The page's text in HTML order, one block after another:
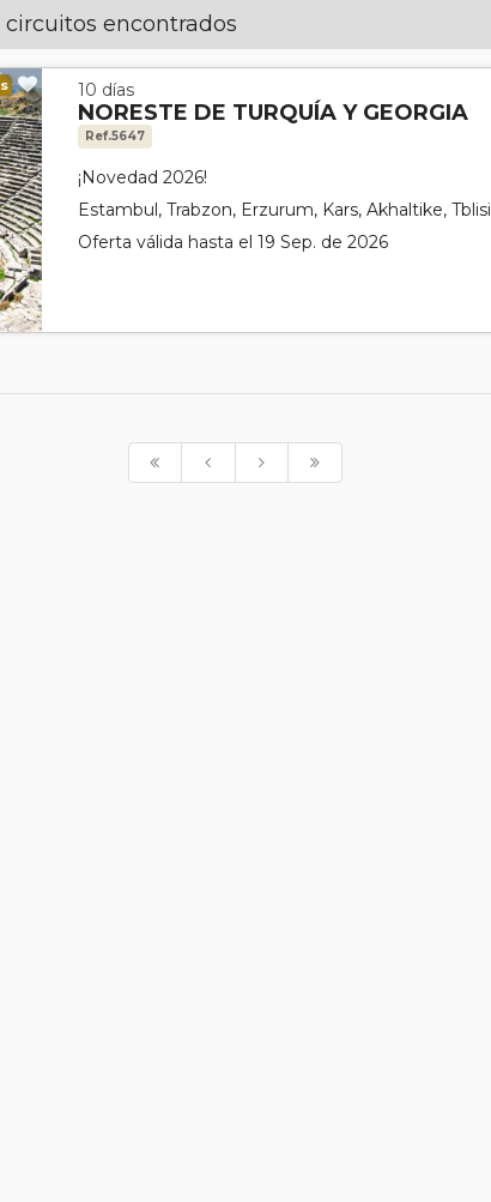
circuitos encontrados
10 días
NORESTE DE TURQUÍA Y GEORGIA
Ref.5647
¡Novedad 2026!
Estambul, Trabzon, Erzurum, Kars, Akhaltike, Tblisi
Oferta válida hasta el 19 Sep. de 2026